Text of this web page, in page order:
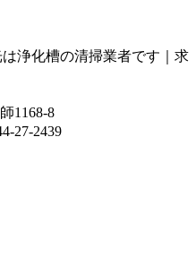
浄化槽の清掃業者です｜求
1168-8
27-2439